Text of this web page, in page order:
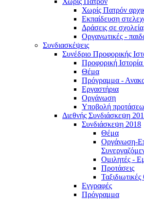
Χωρίς Πατρόν
Εκπαίδευση
Δράσεις σε σχολεία
Οργανωτικές -
Συνδιασκέψεις
Συνέδριο Προφορικής
Προφορική
Θέμα
Πρόγραμμα -
Εργαστήρια
Οργάνωση
Υποβολή
Διεθνής Συνδιάσκεψη
Συνδιάσκεψη 2018
Θέμα
Οργάνωση-
Ομιλητές -
Προτάσεις
Εγγραφές
Πρόγραμμα